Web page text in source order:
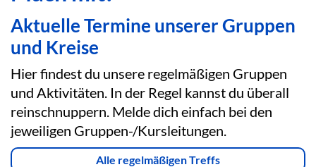
Aktuelle Termine unserer Gruppen
und Kreise
Hier findest du unsere regelmäßigen Gruppen
und Aktivitäten. In der Regel kannst du überall
reinschnuppern. Melde dich einfach bei den
jeweiligen Gruppen-/Kursleitungen.
Alle regelmäßigen Treffs